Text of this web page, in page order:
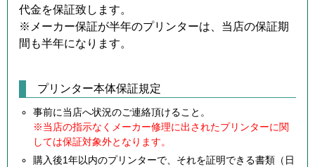
代金を保証致します。
※メーカー保証が半年のプリンターは、当店の保証期
間も半年になります。
プリンター本体保証規定
事前に当店へ状況のご連絡頂けること。
※当店の指示なくメーカー修理に出されたプリンターに関
しては保証対象外となります。
購入後1年以内のプリンターで、それを証明できる書類（日